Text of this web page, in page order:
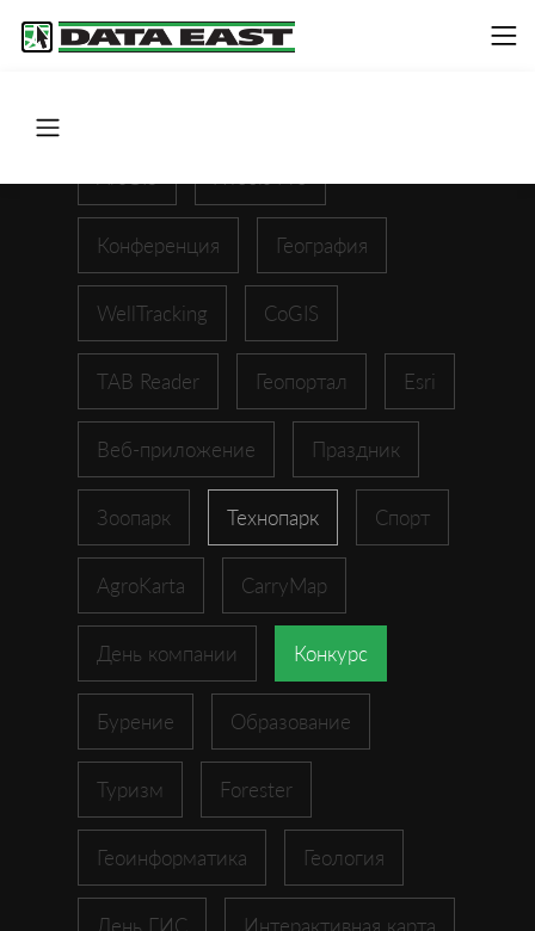
Конференция География
WellTracking CoGIS
TAB Reader Геопортал Esri
Веб-приложение Праздник
Зоопарк Технопарк Спорт
AgroKarta CarryMap
День компании Конкурс
Бурение Образование
Туризм Forester
Геоинформатика Геология
День ГИС Интерактивная карта